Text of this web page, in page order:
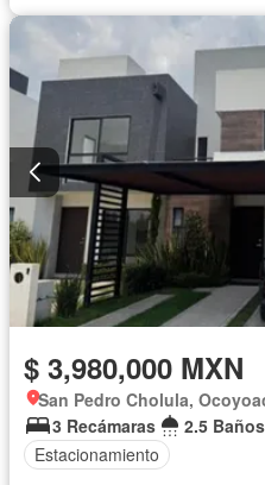
$ 3,980,000 MXN
San Pedro Cholula,
3 Recámaras
2.5 Baños
Estacionamiento